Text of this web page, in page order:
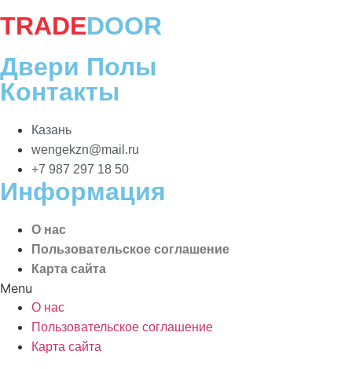
TRADEDOOR
Двери Полы
Контакты
Казань
wengekzn@mail.ru
+7 987 297 18 50
Информация
О нас
Пользовательское соглашение
Карта сайта
Menu
О нас
Пользовательское соглашение
Карта сайта